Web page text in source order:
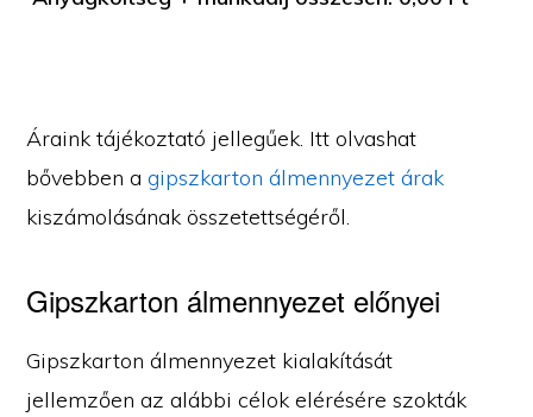
Áraink tájékoztató jellegűek. Itt olvashat
bővebben agipszkarton álmennyezet árak
kiszámolásának összetettségéről.
Gipszkarton álmennyezet előnyei
Gipszkarton álmennyezet kialakítását
jellemzően az alábbi célok elérésére szokták